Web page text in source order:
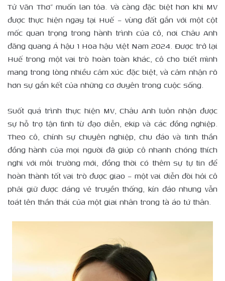
Tử Văn Thơ” muốn lan tỏa. Và càng đặc biệt hơn khi MV
được thực hiện ngay tại Huế – vùng đất gắn với một cột
mốc quan trọng trong hành trình của cô, nơi Châu Anh
đăng quang Á hậu 1 Hoa hậu Việt Nam 2024. Được trở lại
Huế trong một vai trò hoàn toàn khác, cô cho biết mình
mang trong lòng nhiều cảm xúc đặc biệt, và cảm nhận rõ
hơn sự gắn kết của những cơ duyên trong cuộc sống.
Suốt quá trình thực hiện MV, Châu Anh luôn nhận được
sự hỗ trợ tận tình từ đạo diễn, ekip và các đồng nghiệp.
Theo cô, chính sự chuyên nghiệp, chu đáo và tinh thần
đồng hành của mọi người đã giúp cô nhanh chóng thích
nghi với môi trường mới, đồng thời có thêm sự tự tin để
hoàn thành tốt vai trò được giao – một vai diễn đòi hỏi cô
phải giữ được dáng vẻ truyền thống, kín đáo nhưng vẫn
toát lên thần thái của một giai nhân trong tà áo tứ thân.